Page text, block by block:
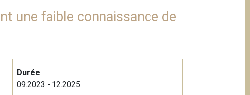
une faible connaissance de
Durée
09.2023 - 12.2025